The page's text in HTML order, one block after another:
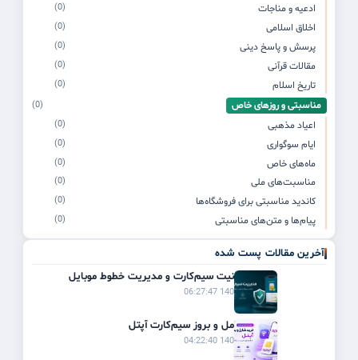
ادعیه و مناجات (0)
اخلاق اسلامی (0)
پرسش و پاسخ دینی (0)
مقالات قرآنی (0)
تاریخ اسلام (0)
مناسبتی و روزهای خاص (0)
اعیاد مذهبی (0)
ایام سوگواری (0)
ماه‌های خاص (0)
مناسبت‌های ملی (0)
کاندید مناسبتی برای فروشگاه‌ها (0)
پیام‌ها و متن‌های مناسبتی (0)
آخرین مقالات پست شده
راهنمای امنیت سیم‌کارت و مدیریت خطوط موبایل
1405/03/21 06:27:47
راهنمای کامل و بروز سیم‌کارت آپتل
1405/03/20 04:22:40